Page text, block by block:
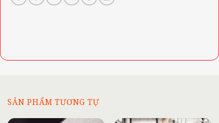
SẢN PHẨM TƯƠNG TỰ